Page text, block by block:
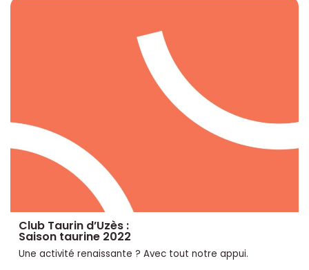
Club Taurin d’Uzès :
Saison taurine 2022
Une activité renaissante ? Avec tout notre appui.